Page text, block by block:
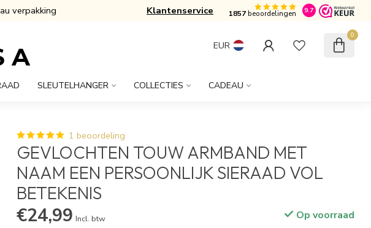
Gratis verzonden vanaf € 50,-
Klantenservice 1857beoordelingen 9.7
EUR
0
SLEUTELHANGER COLLECTIES CADEAU
1 beoordeling
GEVLOCHTEN TOUW ARMBAND MET
NAAM EEN PERSOONLIJK SIERAAD VOL
BETEKENIS
€24,99 Incl. btw Op voorraad